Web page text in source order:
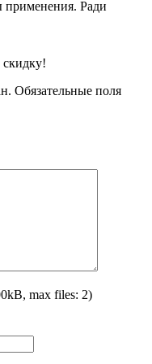
Ради
скидку!
Обязательные поля
max files: 2)